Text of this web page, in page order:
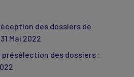
des dossiers de
Mai 2022
des dossiers :